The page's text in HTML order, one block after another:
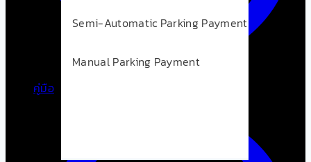
Semi-Automatic Parking Payment
Manual Parking Payment
คู่มือ